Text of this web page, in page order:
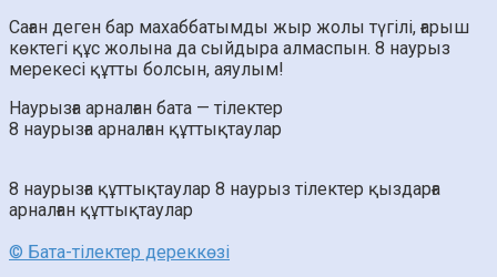
Саған деген бар махаббатымды жыр жолы түгілі, ғарыш
көктегі құс жолына да сыйдыра алмаспын. 8 наурыз
мерекесі құтты болсын, аяулым!
Наурызға арналған бата — тілектер
8 наурызға арналған құттықтаулар
8 наурызға құттықтаулар 8 наурыз тілектер қыздарға
арналған құттықтаулар
© Бата-тілектер дереккөзі